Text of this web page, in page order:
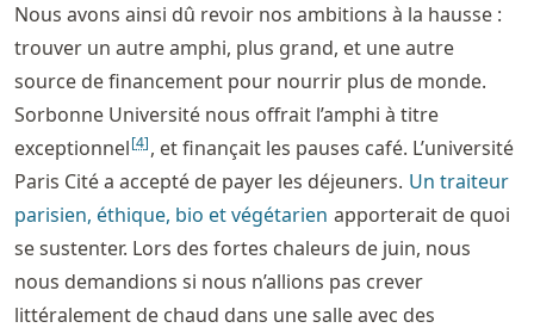
Nous avons ainsi dû revoir nos ambitions à la hausse :
trouver un autre amphi, plus grand, et une autre
source de financement pour nourrir plus de monde.
Sorbonne Université nous offrait l’amphi à titre
exceptionnel[4], et finançait les pauses café. L’université
Paris Cité a accepté de payer les déjeuners. Un traiteur
parisien, éthique, bio et végétarien apporterait de quoi
se sustenter. Lors des fortes chaleurs de juin, nous
nous demandions si nous n’allions pas crever
littéralement de chaud dans une salle avec des